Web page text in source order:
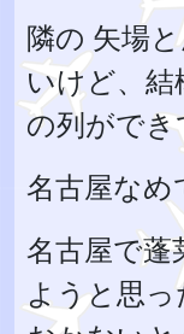
隣の 矢場
いけど、
の列ができ
名古屋なめ
名古屋で
ようと思